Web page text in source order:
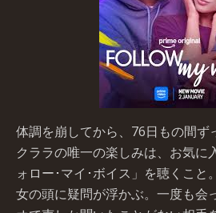
体調を崩してから、76日もの間ず
クララの唯一の楽しみは、お気に
ォロー･マイ･ボイス」を聴くこと
女の頭に疑問が浮かぶ。一度も会